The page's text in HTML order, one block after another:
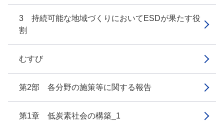
3 持続可能な地域づくりにおいてESDが果たす役
割
むすび
第2部 各分野の施策等に関する報告
第1章 低炭素社会の構築_1